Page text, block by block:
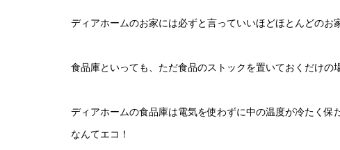
ディアホームのお家には必ずと言っていいほどほとんどのお
食品庫といっても、ただ食品のストックを置いておくだけの
ディアホームの食品庫は電気を使わずに中の温度が冷たく保
なんてエコ！